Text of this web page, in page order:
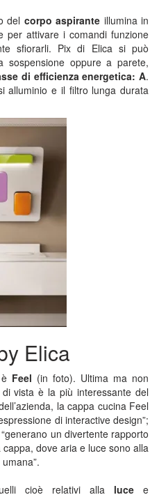
del corpo aspirante illumina in
per attivare i comandi funzione
sfiorarli. Pix di Elica si può
oppure a parete,
di efficienza energetica: A.
alluminio e il filtro lunga durata
Elica
è Feel (in foto). Ultima ma non
vista è la più interessante del
la cappa cucina Feel
di interactive design”;
un divertente rapporto
dove aria e luce sono alla
cioè relativi alla luce e